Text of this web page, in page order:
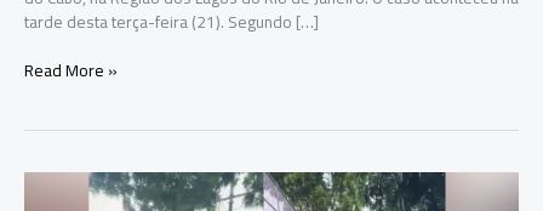
tarde desta terça-feira (21). Segundo […]
Homem
praticante
de
Read More »